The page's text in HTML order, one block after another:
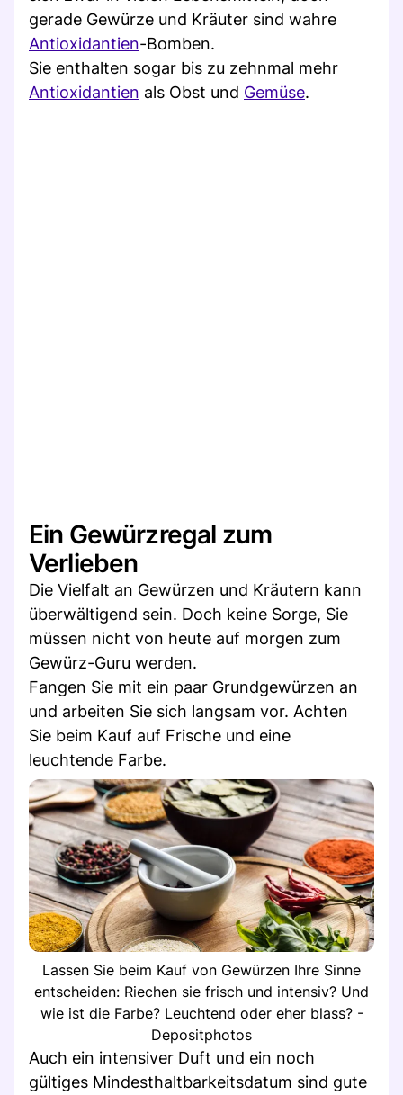
gerade Gewürze und Kräuter sind wahre
Antioxidantien-Bomben.
Sie enthalten sogar bis zu zehnmal mehr
Antioxidantien als Obst und Gemüse.
Ein Gewürzregal zum
Verlieben
Die Vielfalt an Gewürzen und Kräutern kann
überwältigend sein. Doch keine Sorge, Sie
müssen nicht von heute auf morgen zum
Gewürz-Guru werden.
Fangen Sie mit ein paar Grundgewürzen an
und arbeiten Sie sich langsam vor. Achten
Sie beim Kauf auf Frische und eine
leuchtende Farbe.
Lassen Sie beim Kauf von Gewürzen Ihre Sinne
entscheiden: Riechen sie frisch und intensiv? Und
wie ist die Farbe? Leuchtend oder eher blass? -
Depositphotos
Auch ein intensiver Duft und ein noch
gültiges Mindesthaltbarkeitsdatum sind gute